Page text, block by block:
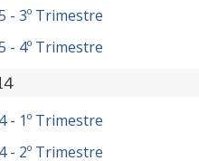
- 3º Trimestre
- 4º Trimestre
- 1º Trimestre
- 2º Trimestre